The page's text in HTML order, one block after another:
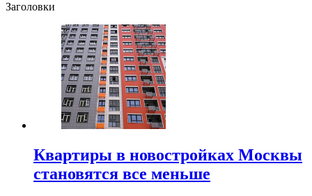
Заголовки
Квартиры в новостройках Москвы
становятся все меньше